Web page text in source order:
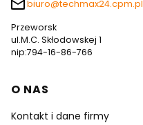
biuro@techmax24.cpm.pl
Przeworsk
ul.M.C. Skłodowskej 1
nip:794-16-86-766
Linki w stopce
O NAS
Kontakt i dane firmy